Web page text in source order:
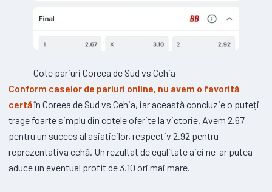
Cote pariuri Coreea de Sud vs Cehia
Conform caselor de pariuri online, nu avem o favorită
certăîn Coreea de Sud vs Cehia, iar această concluzie o puteți
trage foarte simplu din cotele oferite la victorie. Avem 2.67
pentru un succes al asiaticilor, respectiv 2.92 pentru
reprezentativa cehă. Un rezultat de egalitate aici ne-ar putea
aduce un eventual profit de 3.10 ori mai mare.